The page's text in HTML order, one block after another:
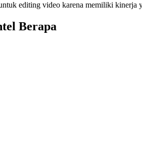
editing video karena memiliki kinerja
Berapa